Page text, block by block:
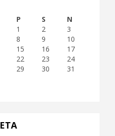
P S
N
1
2
3
8 9
10
15 16
17
22 23
24
29 30 31